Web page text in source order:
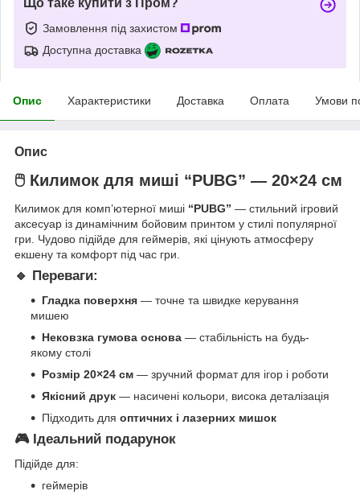
Замовлення під захистом
Доступна доставка
Опис Характеристики Доставка Оплата Умови
Опис
🖱️ Килимок для миші “PUBG” — 20×24 см
Килимок для комп’ютерної миші “PUBG” — стильний ігровий
аксесуар із динамічним бойовим принтом у стилі популярної
гри. Чудово підійде для геймерів, які цінують атмосферу
екшену та комфорт під час гри.
🔹 Переваги:
Гладка поверхня — точне та швидке керування
мишею
Нековзка гумова основа — стабільність на будь-
якому столі
Розмір 20×24 см — зручний формат для ігор і роботи
Якісний друк — насичені кольори, висока деталізація
Підходить для оптичних і лазерних мишок
🎮 Ідеальний подарунок
Підійде для:
геймерів